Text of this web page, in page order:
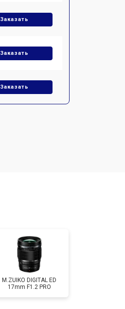
Заказать
Заказать
Заказать
M.ZUIKO DIGITAL ED
17mm F1.2 PRO